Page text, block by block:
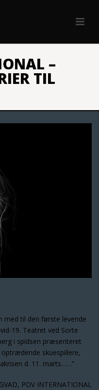
–
TIL
med til den første levende
19. Teatret ved Sorte
i spidsen præsenteret
skuespillere,
d. 11. marts……”
POV INTERNATIONAL